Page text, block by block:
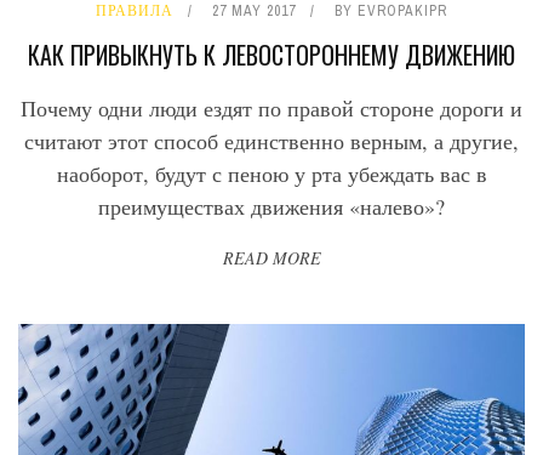
ПРАВИЛА 27 MAY 2017 BY EVROPAKIPR
КАК ПРИВЫКНУТЬ К ЛЕВОСТОРОННЕМУ ДВИЖЕНИЮ
Почему одни люди ездят по правой стороне дороги и
считают этот способ единственно верным, а другие,
наоборот, будут с пеною у рта убеждать вас в
преимуществах движения «налево»?
READ MORE